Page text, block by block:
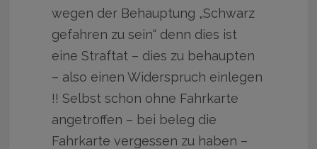
wegen der Behauptung „Schwarz
gefahren zu sein“ denn dies ist
eine Straftat – dies zu behaupten
– also einen Widerspruch einlegen
!! Selbst schon ohne Fahrkarte
angetroffen – bei beleg die
Fahrkarte vergessen zu haben –